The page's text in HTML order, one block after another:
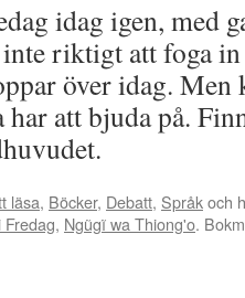
idag igen, med
riktigt att foga
över idag. Men
har att bjuda på.
läsa, Böcker, Debatt, Språkoch
Fredag, Ngũgĩ wa Thiong'o.